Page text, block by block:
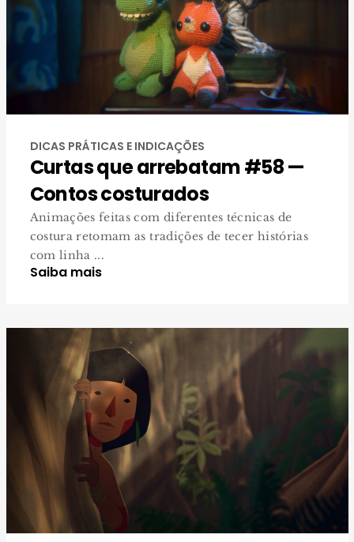
DICAS PRÁTICAS E INDICAÇÕES
Curtas que arrebatam #58 —
Contos costurados
Animações feitas com diferentes técnicas de
costura retomam as tradições de tecer histórias
com linha ...
Saiba mais